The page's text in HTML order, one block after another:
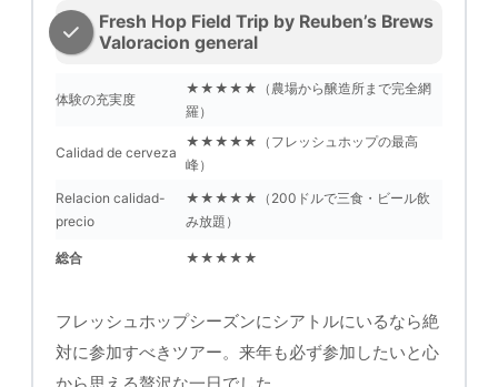
Fresh Hop Field Trip by Reuben’s Brews
Valoracion general
体験の充実度
★★★★★（農場から醸造所まで完全網
羅）
Calidad de cerveza
★★★★★（フレッシュホップの最高
峰）
Relacion calidad-
precio
★★★★★（200ドルで三食・ビール飲
み放題）
総合 ★★★★★
フレッシュホップシーズンにシアトルにいるなら絶
対に参加すべきツアー。来年も必ず参加したいと心